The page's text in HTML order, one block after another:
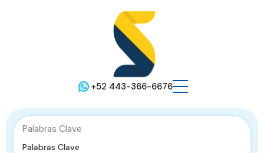
+52 443-366-6676
Palabras Clave